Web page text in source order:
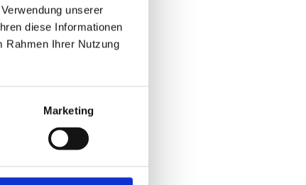
unserer
diese Informationen
Rahmen Ihrer Nutzung
Marketing